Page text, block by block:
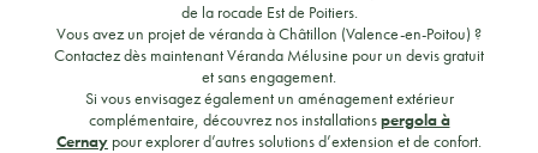
de la rocade Est de Poitiers.
Vous avez un projet de véranda à Châtillon (Valence-en-Poitou) ?
Contactez dès maintenant Véranda Mélusine pour un devis gratuit
et sans engagement.
Si vous envisagez également un aménagement extérieur
complémentaire, découvrez nos installationspergola à
Cernay pour explorer d’autres solutions d’extension et de confort.